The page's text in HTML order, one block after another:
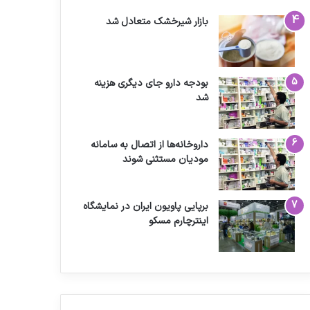
بازار شیرخشک متعادل شد
بودجه دارو جای دیگری هزینه
شد
داروخانه‌ها از اتصال به سامانه
مودیان مستثنی شوند
برپایی پاویون ایران در نمایشگاه
اینترچارم مسکو